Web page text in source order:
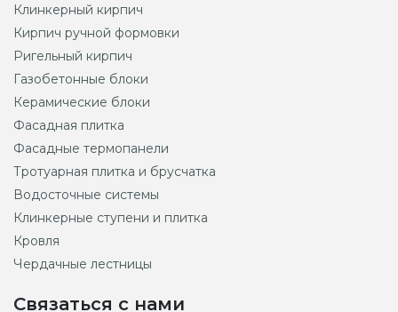
Клинкерный кирпич
Кирпич ручной формовки
Ригельный кирпич
Газобетонные блоки
Керамические блоки
Фасадная плитка
Фасадные термопанели
Тротуарная плитка и брусчатка
Водосточные системы
Клинкерные ступени и плитка
Кровля
Чердачные лестницы
Связаться с нами